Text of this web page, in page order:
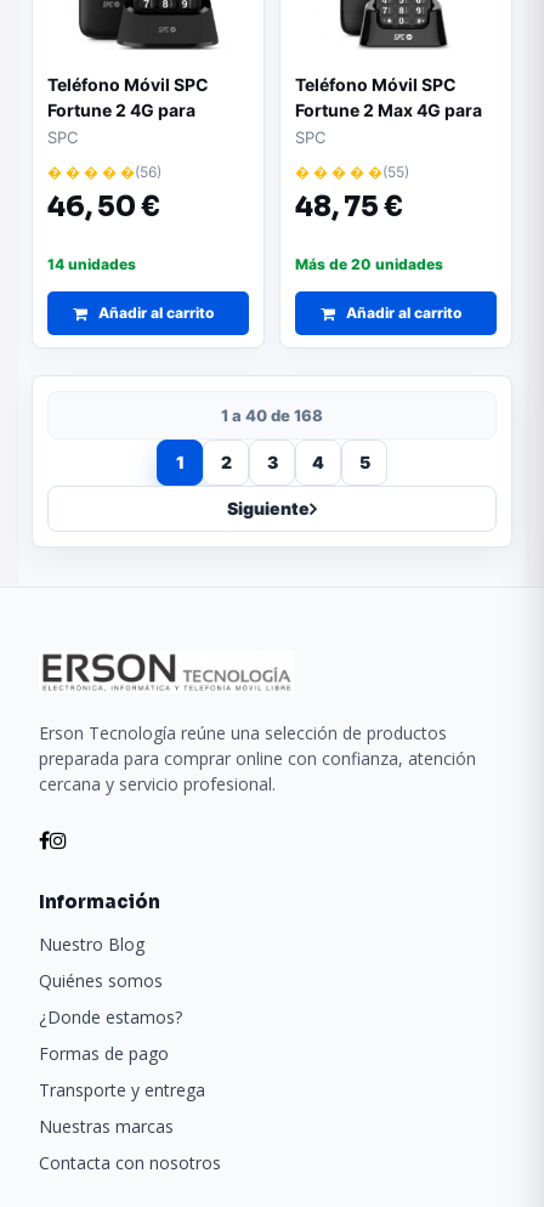
Teléfono Móvil SPC
Fortune 2 4G para
Personas Mayores/
SPC
� � � � �(56)
46,50 €
14 unidades
Añadir al carrito
Teléfono Móvil SPC
Fortune 2 Max 4G para
Personas Mayores/
SPC
� � � � �(55)
48,75 €
Más de 20 unidades
Añadir al carrito
1 a 40 de 168
1 2 3 4 5
Siguiente
Erson Tecnología reúne una selección de productos
preparada para comprar online con confianza, atención
cercana y servicio profesional.
Información
Nuestro Blog
Quiénes somos
¿Donde estamos?
Formas de pago
Transporte y entrega
Nuestras marcas
Contacta con nosotros